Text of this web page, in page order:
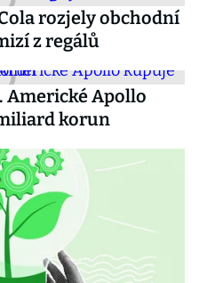
rozjely obchodní
z regálů
Americké Apollo
korun